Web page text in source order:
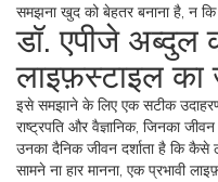
समझना खुद को बेहतर बनाना है, न कि
डॉ. एपीजे
लाइफ़स्टाइल का
इसे समझाने के लिए एक सटीक
राष्ट्रपति और वैज्ञानिक, जिनका
उनका दैनिक जीवन दर्शाता है कि कैसे
सामने ना हार मानना, एक प्रभावी